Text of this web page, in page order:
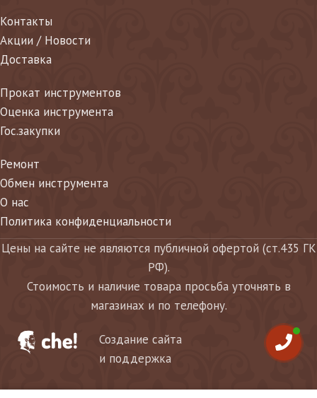
Контакты
Акции / Новости
Доставка
Прокат инструментов
Оценка инструмента
Гос.закупки
Ремонт
Обмен инструмента
О нас
Политика конфиденциальности
Цены на сайте не являются публичной офертой (ст.435 ГК
РФ).
Стоимость и наличие товара просьба уточнять в
магазинах и по телефону.
Создание сайта
и поддержка